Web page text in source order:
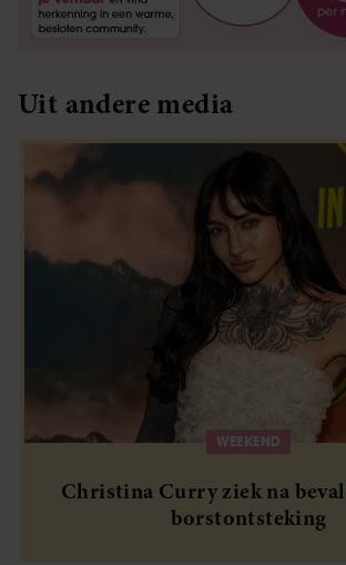
Uit andere media
WEEKEND
Christina Curry ziek na
borstontsteking